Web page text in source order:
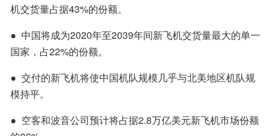
机交货量占据43%的份额。
●  中国将成为2020年至2039年间新飞机交货量最大的单一
国家，占22%的份额。
●  交付的新飞机将使中国机队规模几乎与北美地区机队规
模持平。
●  空客和波音公司预计将占据2.8万亿美元新飞机市场份额